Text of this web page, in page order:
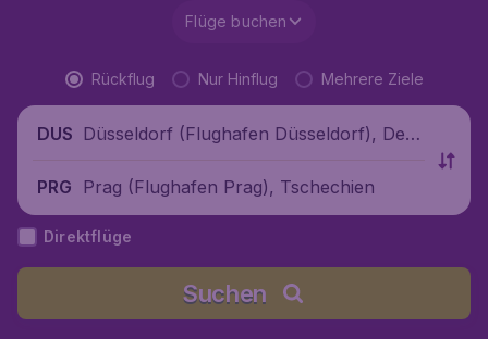
Flüge buchen
Rückflug Nur Hinflug Mehrere Ziele
DUS Düsseldorf (Flughafen Düsseldorf), Deut
PRG Prag (Flughafen Prag), Tschechien
Direktflüge
Suchen